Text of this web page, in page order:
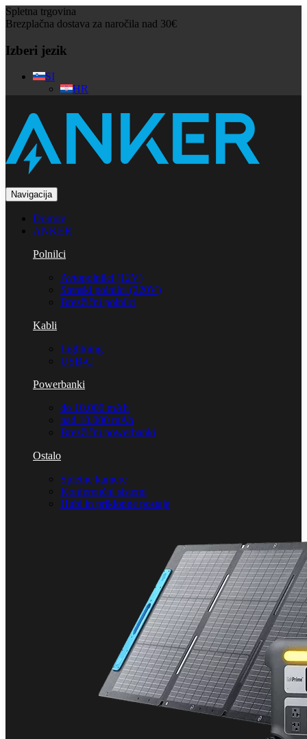
Spletna trgovina
Brezplačna dostava za naročila nad 30€
Izberi jezik
SI
HR
Navigacija
Domov
ANKER
Polnilci
Avtopolnilci (12V)
Stenski polnilci (220V)
Brezžični polnilci
Kabli
Lightning
USB-C
Powerbanki
do 10.000 mAh
nad 10.000 mAh
Brezžični powerbanki
Ostalo
Spletne kamere
Konferenčni sistemi
Hubi in priklopne postaje